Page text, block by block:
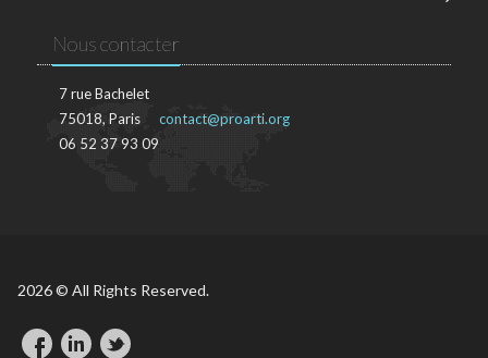
Nous contacter
7 rue Bachelet
75018, Paris
06 52 37 93 09
contact@proarti.org
2026 © All Rights Reserved.